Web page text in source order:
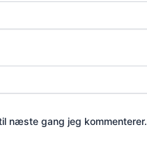
næste gang jeg kommenterer.